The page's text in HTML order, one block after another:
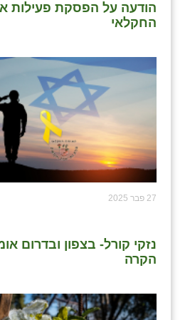
הודעה על הפסקת פעילות
החקלאי
27 פבר 2025
נזקי קורל- בצפון ובדרום
הקרה
מנחמיה
נווה אטי״ב
עין חצבה
עין תמר
קורנית
קלחים